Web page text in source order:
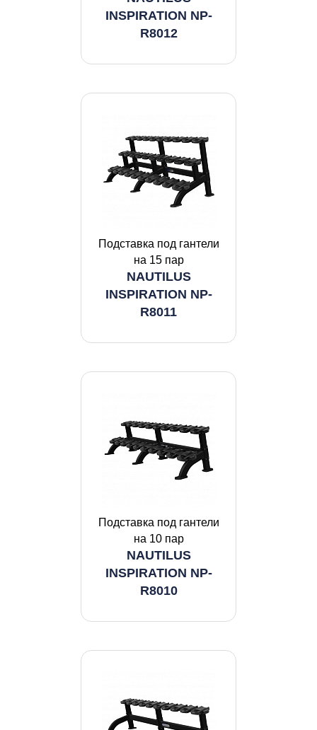
INSPIRATION NP-
R8012
Подставка под гантели
на 15 пар
NAUTILUS
INSPIRATION NP-
R8011
Подставка под гантели
на 10 пар
NAUTILUS
INSPIRATION NP-
R8010